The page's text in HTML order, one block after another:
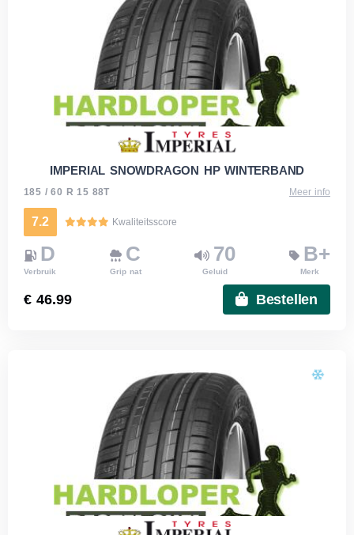
IMPERIAL SNOWDRAGON HP WINTERBAND
185 / 60 R 15 88T Meer info
7.2 Kwaliteitsscore
D
Verbruik
C
Grip nat
70
Geluid
B+
Merk
€ 46.99 Bestellen